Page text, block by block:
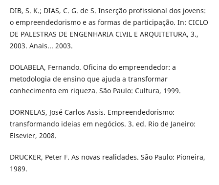
DIB, S. K.; DIAS, C. G. de S. Inserção profissional dos jovens:
o empreendedorismo e as formas de participação. In: CICLO
DE PALESTRAS DE ENGENHARIA CIVIL E ARQUITETURA, 3.,
2003. Anais... 2003.
DOLABELA, Fernando. Oficina do empreendedor: a
metodologia de ensino que ajuda a transformar
conhecimento em riqueza. São Paulo: Cultura, 1999.
DORNELAS, José Carlos Assis. Empreendedorismo:
transformando ideias em negócios. 3. ed. Rio de Janeiro:
Elsevier, 2008.
DRUCKER, Peter F. As novas realidades. São Paulo: Pioneira,
1989.